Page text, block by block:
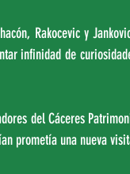
Rakocevic y
infinidad de
del Cáceres
prometía una nueva